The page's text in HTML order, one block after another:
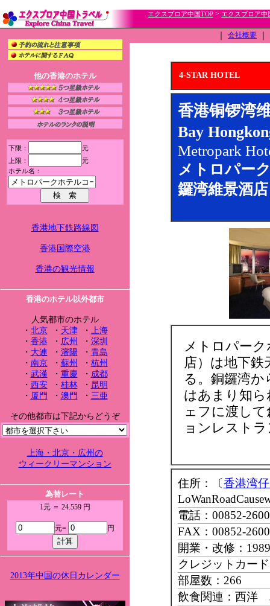
エクスプロア中国TOP > エクスプロア中
他の香港のホテル
下限：
元
上限：
元
ホテル名：
香港地下鉄路線図
香港国際空港
香港の観光情報
香港のホテル以外都市
人気都市のホテル
・ 北京・ 天津・ 上海
・ 香港・ 広州 ・ 深圳
・ 大連 ・ 瀋陽・ 青島
・ 南京・ 蘇州 ・ 杭州
・ 武漢 ・ 重慶 ・ 成都
・ 西安・ 桂林・ 昆明
・ 厦門 ・ 澳門 ・ 三亜
その他都市は下記からどうぞ
上海・北京・広州の
ウィークリーマンション
為替レート
1元 ＝ 24.559 円
元= 円
2013年中国の休日カレンダー
会社概要
4-STAR HOTEL
香港铜锣湾
Bay
Metropark
メトロパー
鑼湾維景酒
メトロパー
店）は地下鉄
る。銅鑼湾
はあまり知
ェフに渡し
ョンレストラ
住所：〔香港湾
電話：00852-
FAX：00852-
開業・改修：
クレジットカー
部屋数：266
飲食関連：西洋